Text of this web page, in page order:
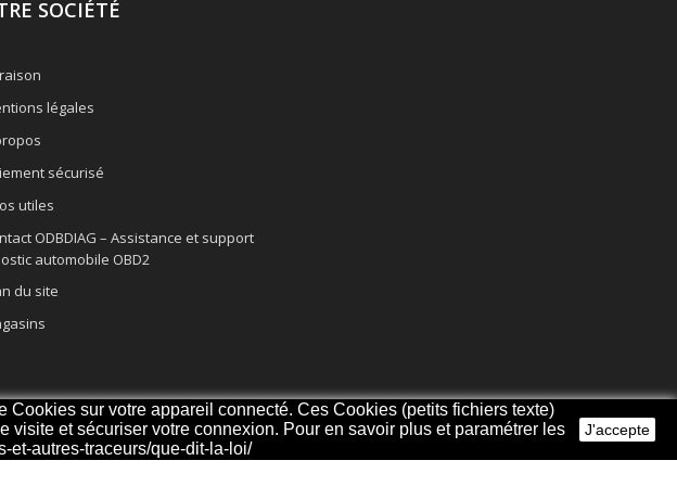
SOCIÉTÉ
légales
sécurisé
utiles
ODBDIAG – Assistance et support
automobile OBD2
du site
sur votre appareil connecté. Ces Cookies (petits fichiers texte)
et sécuriser votre connexion. Pour en savoir plus et paramétrer les
et-autres-traceurs/que-dit-la-loi/
J'accepte